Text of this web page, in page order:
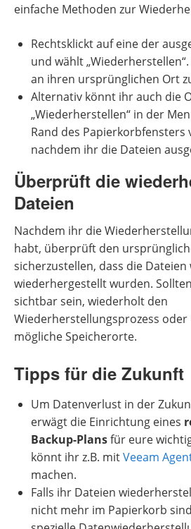
einfache Methoden zur
Rechtsklickt auf eine der
und wählt
an ihren ursprünglichen Ort
Alternativ könnt ihr auch die
„Wiederherstellen“ in der
Rand des Papierkorbfensters
nachdem ihr die Dateien
Überprüft die
Dateien
Nachdem ihr die
habt, überprüft den
sicherzustellen, dass die
wiederhergestellt wurden.
sichtbar sein, wiederholt den
Wiederherstellungsprozess
mögliche Speicherorte.
Tipps für die Zukunft
Um Datenverlust in der
erwägt die Einrichtung eines
Backup-Plansfür eure
könnt ihr z.B. mitVeeam
machen.
Falls ihr Dateien
nicht mehr im Papierkorb